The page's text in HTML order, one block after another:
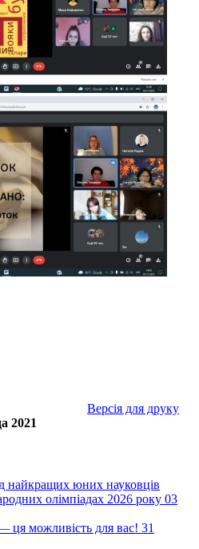
Версія для друку
2021
найкращих юних науковців
олімпіадах 2026 року 03
ця можливість для вас! 31